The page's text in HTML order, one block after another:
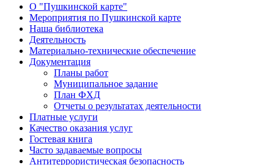
О "Пушкинской карте"
Мероприятия по Пушкинской карте
Наша библиотека
Деятельность
Материально-технические обеспечение
Документация
Планы работ
Муниципальное задание
План ФХД
Отчеты о результатах деятельности
Платные услуги
Качество оказания услуг
Гостевая книга
Часто задаваемые вопросы
Антитеррористическая безопасность